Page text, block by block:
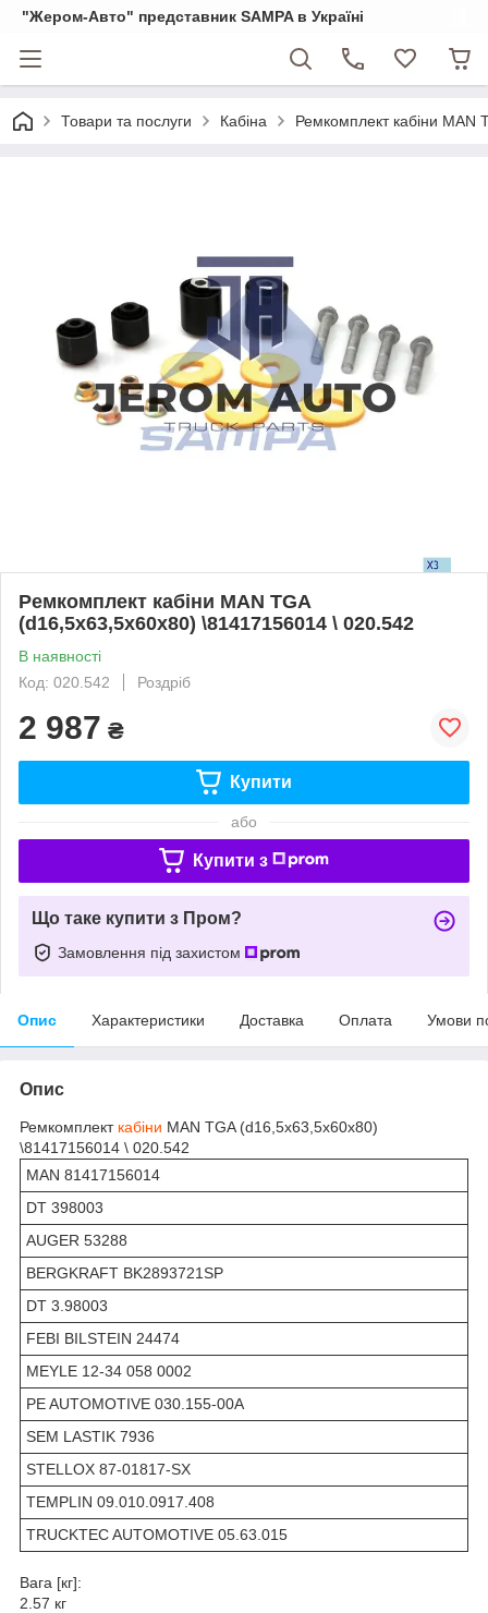
"Жером-Авто" представник SAMPA в Україні
Товари та послуги Кабіна Ремкомплект кабіни
Ремкомплект кабіни MAN TGA
(d16,5x63,5x60x80) \81417156014 \ 020.542
В наявності
Код: 020.542
Роздріб
2 987 ₴
Купити
або
Купити з
Що таке купити з Пром?
Замовлення під захистом
Опис Характеристики Доставка Оплата Умови
Опис
Ремкомплект кабіни MAN TGA (d16,5x63,5x60x80)
\81417156014 \ 020.542
MAN 81417156014
DT 398003
AUGER 53288
BERGKRAFT BK2893721SP
DT 3.98003
FEBI BILSTEIN 24474
MEYLE 12-34 058 0002
PE AUTOMOTIVE 030.155-00A
SEM LASTIK 7936
STELLOX 87-01817-SX
TEMPLIN 09.010.0917.408
TRUCKTEC AUTOMOTIVE 05.63.015
Вага [кг]:
2.57 кг